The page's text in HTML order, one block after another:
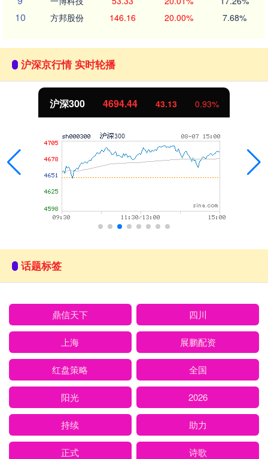
10 方邦股份 146.16 20.00% 7.68%
沪深京行情 实时轮播
沪深300 4694.44 43.13 0.93%
话题标签
鼎信天下 四川
上海 展鹏配资
红盘策略 全国
阳光 2026
持续 助力
正式 诗歌